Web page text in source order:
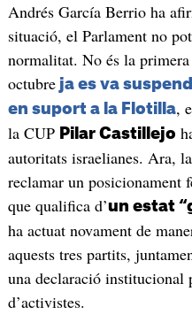
Andrés García Berrio ha
situació, el Parlament no
normalitat. No és la primera
octubreja es va
en suport a la Flotilla,
la CUP Pilar Castillejo
autoritats israelianes. Ara,
reclamar un posicionament
que qualifica d’un estat
ha actuat novament de
aquests tres partits,
una declaració institucional
d’activistes.